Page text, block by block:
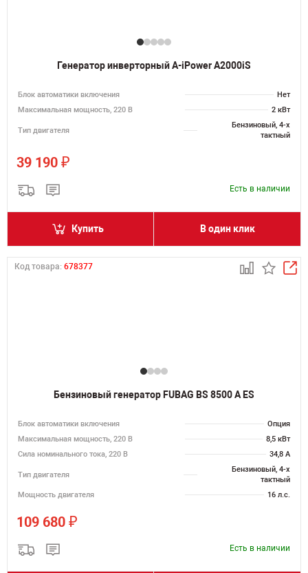
Генератор инверторный A-iPower A2000iS
Блок автоматики включения
Нет
Максимальная мощность, 220 В
2 кВт
Тип двигателя
Бензиновый, 4-х
тактный
39 190 ₽
Есть в наличии
Купить В один клик
Код товара: 678377
Бензиновый генератор FUBAG BS 8500 A ES
Блок автоматики включения
Опция
Максимальная мощность, 220 В
8,5 кВт
Сила номинального тока, 220 В
34,8 А
Тип двигателя
Бензиновый, 4-х
тактный
Мощность двигателя
16 л.с.
109 680 ₽
Есть в наличии